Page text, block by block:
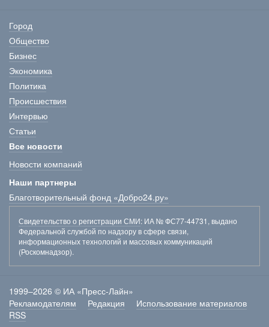
Город
Общество
Бизнес
Экономика
Политика
Происшествия
Интервью
Статьи
Все новости
Новости компаний
Наши партнеры
Благотворительный фонд «Добро24.ру»
Свидетельство о регистрации СМИ: ИА № ФС77-44731, выдано
Федеральной службой по надзору в сфере связи,
информационных технологий и массовых коммуникаций
(Роскомнадзор).
1999–2026 © ИА «Пресс-Лайн»
Рекламодателям
Редакция
Использование материалов
RSS